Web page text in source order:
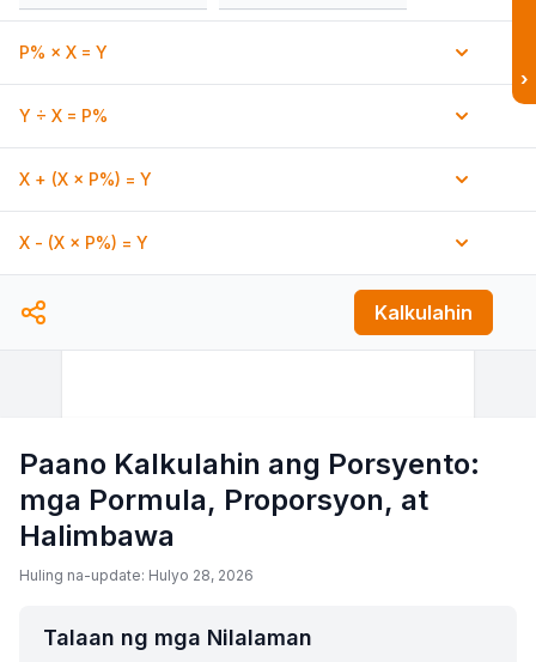
P% × X = Y
What % of
% of what is
Y ÷ X = P%
What out of is %
X + (X × P%) = Y
plus what % is
What plus
X - (X × P%) = Y
% is what?
Kalkulahin
›
Paano Kalkulahin ang Porsyento:
mga Pormula, Proporsyon, at
Halimbawa
Huling na-update: Hulyo 28, 2026
Talaan ng mga Nilalaman